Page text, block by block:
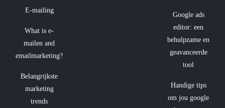
E-mailing
What is e-
mailen and
emailmarketing?
Belangrijkste
marketing
trends
Google ads
editor: een
behulpzame en
geavanceerde
tool
Handige tips
om jou google